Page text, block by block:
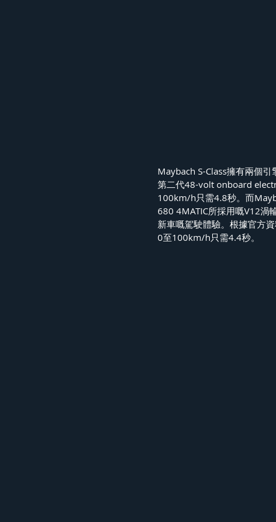
Maybach S-Class擁有兩個引擎版本，其中	S 580
第二代48-volt onboard
100km/h只需4.8秒。而
680 4MATIC所採用嘅V12渦
新車嘅駕駛體驗。根據官方
0至100km/h只需4.4秒。